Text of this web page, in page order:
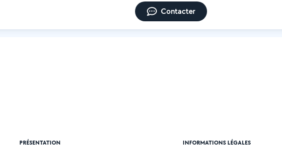
Contacter
PRÉSENTATION INFORMATIONS LÉGALES